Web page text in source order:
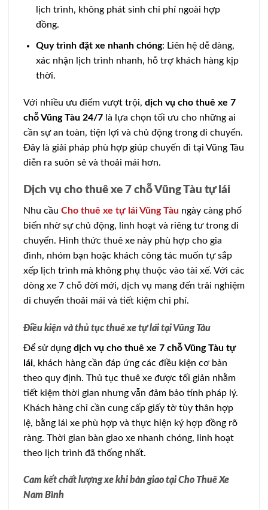
lịch trình, không phát sinh chi phí ngoài hợp
đồng.
Quy trình đặt xe nhanh chóng: Liên hệ dễ dàng,
xác nhận lịch trình nhanh, hỗ trợ khách hàng kịp
thời.
Với nhiều ưu điểm vượt trội, dịch vụ cho thuê xe 7
chỗ Vũng Tàu 24/7 là lựa chọn tối ưu cho những ai
cần sự an toàn, tiện lợi và chủ động trong di chuyển.
Đây là giải pháp phù hợp giúp chuyến đi tại Vũng Tàu
diễn ra suôn sẻ và thoải mái hơn.
Dịch vụ cho thuê xe 7 chỗ Vũng Tàu tự lái
Nhu cầu Cho thuê xe tự lái Vũng Tàu ngày càng phổ
biến nhờ sự chủ động, linh hoạt và riêng tư trong di
chuyển. Hình thức thuê xe này phù hợp cho gia
đình, nhóm bạn hoặc khách công tác muốn tự sắp
xếp lịch trình mà không phụ thuộc vào tài xế. Với các
dòng xe 7 chỗ đời mới, dịch vụ mang đến trải nghiệm
di chuyển thoải mái và tiết kiệm chi phí.
Điều kiện và thủ tục thuê xe tự lái tại Vũng Tàu
Để sử dụng dịch vụ cho thuê xe 7 chỗ Vũng Tàu tự
lái, khách hàng cần đáp ứng các điều kiện cơ bản
theo quy định. Thủ tục thuê xe được tối giản nhằm
tiết kiệm thời gian nhưng vẫn đảm bảo tính pháp lý.
Khách hàng chỉ cần cung cấp giấy tờ tùy thân hợp
lệ, bằng lái xe phù hợp và thực hiện ký hợp đồng rõ
ràng. Thời gian bàn giao xe nhanh chóng, linh hoạt
theo lịch trình đã thống nhất.
Cam kết chất lượng xe khi bàn giao tại Cho Thuê Xe
Nam Bình